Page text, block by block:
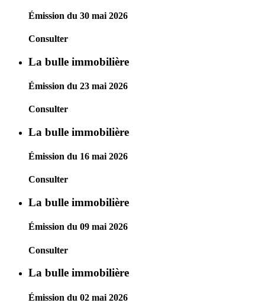
Émission du 30 mai 2026
Consulter
La bulle immobilière
Émission du 23 mai 2026
Consulter
La bulle immobilière
Émission du 16 mai 2026
Consulter
La bulle immobilière
Émission du 09 mai 2026
Consulter
La bulle immobilière
Émission du 02 mai 2026